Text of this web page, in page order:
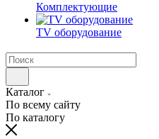
Комплектующие
TV оборудование
Каталог
По всему сайту
По каталогу